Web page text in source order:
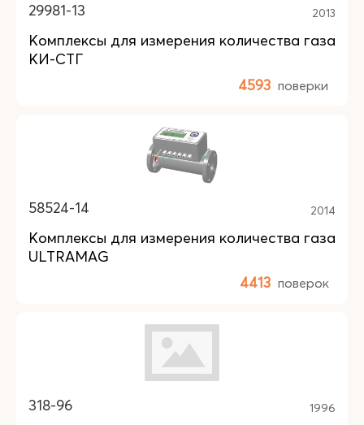
29981-13 2013
Комплексы для измерения количества газа
КИ-СТГ
4593 поверки
58524-14 2014
Комплексы для измерения количества газа
ULTRAMAG
4413 поверок
318-96 1996